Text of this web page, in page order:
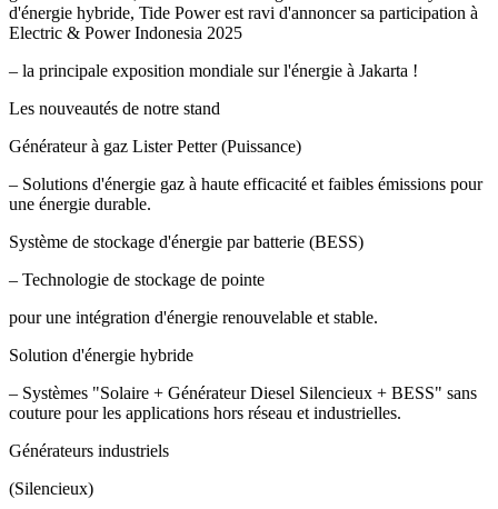
d'énergie hybride, Tide Power est ravi d'annoncer sa participation à
Electric & Power Indonesia 2025
– la principale exposition mondiale sur l'énergie à Jakarta !
Les nouveautés de notre stand
Générateur à gaz Lister Petter (Puissance)
– Solutions d'énergie gaz à haute efficacité et faibles émissions pour
une énergie durable.
Système de stockage d'énergie par batterie (BESS)
– Technologie de stockage de pointe
pour une intégration d'énergie renouvelable et stable.
Solution d'énergie hybride
– Systèmes "Solaire + Générateur Diesel Silencieux + BESS" sans
couture pour les applications hors réseau et industrielles.
Générateurs industriels
(Silencieux)